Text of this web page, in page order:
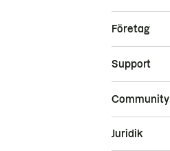
Företag
Support
Community
Juridik